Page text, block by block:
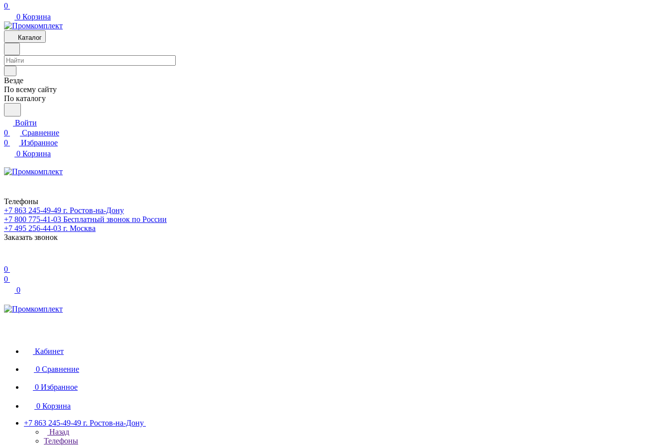
0
0 Корзина
Каталог
Везде
По всему сайту
По каталогу
Войти
0
Сравнение
0
Избранное
0 Корзина
Телефоны
+7 863 245-49-49 г. Ростов-на-Дону
+7 800 775-41-03 Бесплатный звонок по России
+7 495 256-44-03 г. Москва
Заказать звонок
0
0
0
Кабинет
0 Сравнение
0 Избранное
0 Корзина
+7 863 245-49-49 г. Ростов-на-Дону
Назад
Телефоны